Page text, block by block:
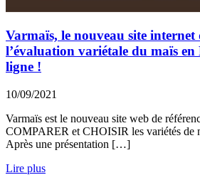
Varmaïs, le nouveau site internet
l’évaluation variétale du maïs en
ligne !
10/09/2021
Varmaïs est le nouveau site web de
COMPARER et CHOISIR les variétés de
Après une présentation […]
Lire plus